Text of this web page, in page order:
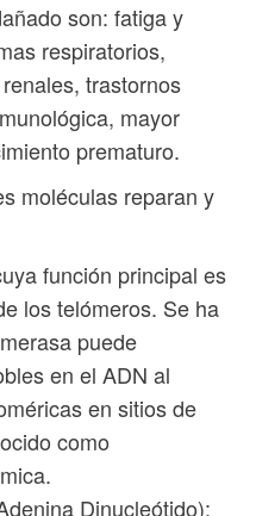
son: fatiga y
respiratorios,
trastornos
mayor
prematuro.
moléculas reparan y
función principal es
los telómeros. Se ha
puede
en el ADN al
en sitios de
como
Dinucleótido):